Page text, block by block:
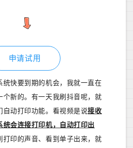
申请试用
统快要到期的机会，我就一直在
个新的。有一天我刷抖音呢，就
自动打印功能。看视频是说接收
统会连接打印机，自动打印出
打印的声音、看到单子出来，就